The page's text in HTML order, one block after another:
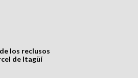
los reclusos
de Itagüí